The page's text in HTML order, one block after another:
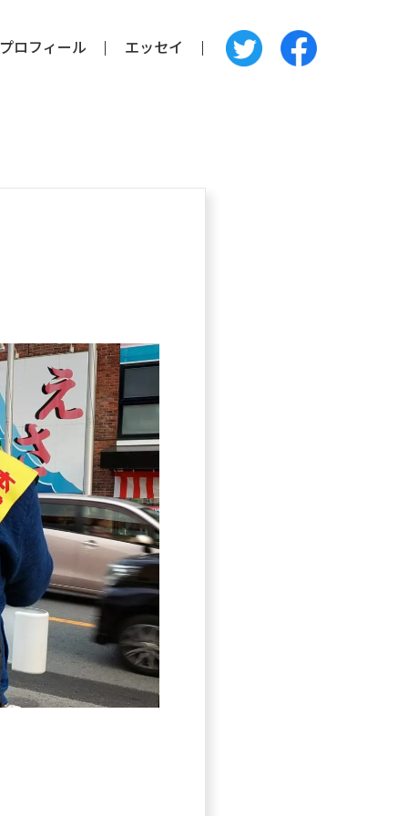
プロフィール エッセイ